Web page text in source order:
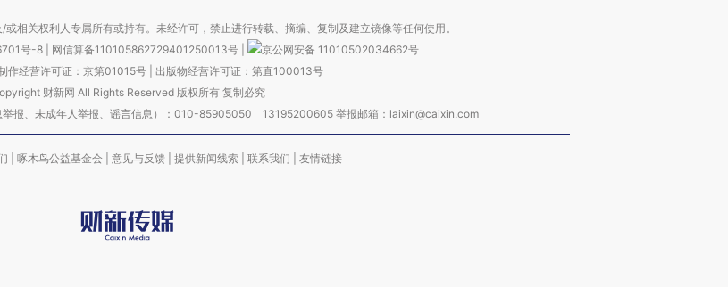
相关权利人专属所有或持有。未经许可，禁止进行转载、摘编、复制及建立镜像等任何使用。
号-8 网信算备110105862729401250013号
京公网安备 11010502034662号
作经营许可证：京第01015号| 出版物经营许可证：第直100013号
财新网 All Rights Reserved 版权所有 复制必究
举报、未成年人举报、谣言信息）：010-85905050 13195200605 举报邮箱：laixin@caixin.com
啄木鸟公益基金会 意见与反馈 提供新闻线索 联系我们 友情链接